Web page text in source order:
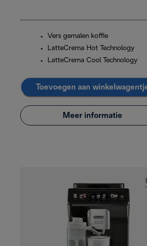
Vers gemalen koffie
LatteCrema Hot Technology
LatteCrema Cool Technology
Toevoegen aan
Meer informatie